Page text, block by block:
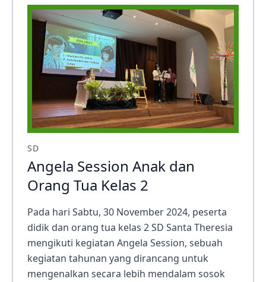
SD
Angela Session Anak dan
Orang Tua Kelas 2
Pada hari Sabtu, 30 November 2024, peserta
didik dan orang tua kelas 2 SD Santa Theresia
mengikuti kegiatan Angela Session, sebuah
kegiatan tahunan yang dirancang untuk
mengenalkan secara lebih mendalam sosok